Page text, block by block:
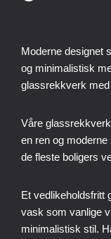
Moderne designet
og minimalistisk
glassrekkverk
Våre
en ren og
de fleste boligers
Et vedlikeholdsfritt
vask som vanlige
minimalistisk stil.